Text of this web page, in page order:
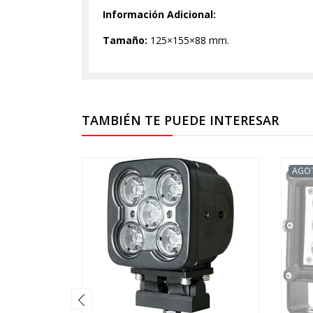
Información Adicional:
Tamaño: 125×155×88 mm.
TAMBIÉN TE PUEDE INTERESAR